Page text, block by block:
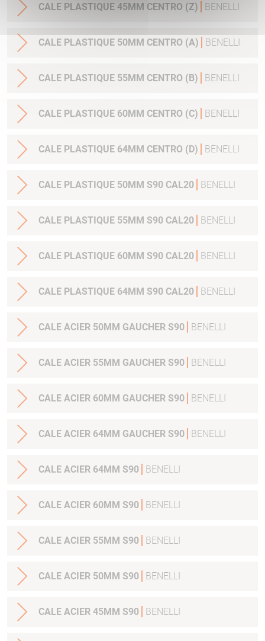
CALE PLASTIQUE 45MM CENTRO (Z) BENELLI
CALE PLASTIQUE 50MM CENTRO (A) BENELLI
CALE PLASTIQUE 55MM CENTRO (B) BENELLI
CALE PLASTIQUE 60MM CENTRO (C) BENELLI
CALE PLASTIQUE 64MM CENTRO (D) BENELLI
CALE PLASTIQUE 50MM S90 CAL20 BENELLI
CALE PLASTIQUE 55MM S90 CAL20 BENELLI
CALE PLASTIQUE 60MM S90 CAL20 BENELLI
CALE PLASTIQUE 64MM S90 CAL20 BENELLI
CALE ACIER 50MM GAUCHER S90 BENELLI
CALE ACIER 55MM GAUCHER S90 BENELLI
CALE ACIER 60MM GAUCHER S90 BENELLI
CALE ACIER 64MM GAUCHER S90 BENELLI
CALE ACIER 64MM S90 BENELLI
CALE ACIER 60MM S90 BENELLI
CALE ACIER 55MM S90 BENELLI
CALE ACIER 50MM S90 BENELLI
CALE ACIER 45MM S90 BENELLI